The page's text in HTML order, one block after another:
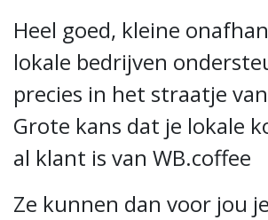
Heel goed, kleine
lokale bedrijven
precies in het straatje
Grote kans dat je lokale
al klant is van WB.coffee
Ze kunnen dan voor jou